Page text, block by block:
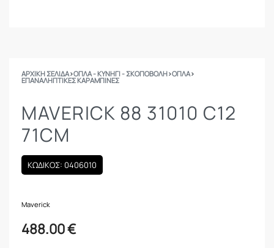
ΑΡΧΙΚΉ ΣΕΛΊΔΑ›ΟΠΛΑ - ΚΥΝΗΓΙ - ΣΚΟΠΟΒΟΛΗ›ΟΠΛΑ›
ΕΠΑΝΑΛΗΠΤΙΚΈΣ ΚΑΡΑΜΠΊΝΕΣ
MAVERICK 88 31010 C12
71CM
ΚΩΔΙΚΟΣ: 0406010
Maverick
488.00€